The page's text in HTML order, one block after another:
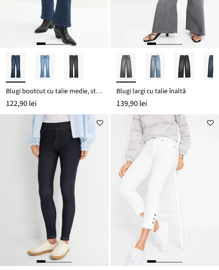
Blugi bootcut cu talie medie, stretch
122,90 lei
Blugi largi cu talie înaltă
139,90 lei